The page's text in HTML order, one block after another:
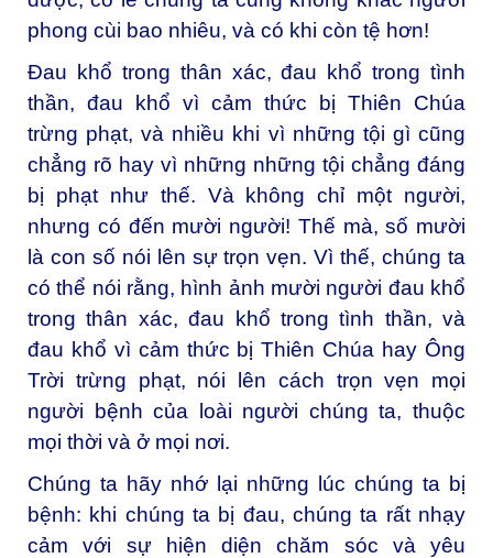
phong cùi bao nhiêu, và có khi còn tệ hơn!
Đau khổ trong thân xác, đau khổ trong tình
thần, đau khổ vì cảm thức bị Thiên Chúa
trừng phạt, và nhiều khi vì những tội gì cũng
chẳng rõ hay vì những những tội chẳng đáng
bị phạt như thế. Và không chỉ một người,
nhưng có đến mười người! Thế mà, số mười
là con số nói lên sự trọn vẹn. Vì thế, chúng ta
có thể nói rằng, hình ảnh mười người đau khổ
trong thân xác, đau khổ trong tình thần, và
đau khổ vì cảm thức bị Thiên Chúa hay Ông
Trời trừng phạt, nói lên cách trọn vẹn mọi
người bệnh của loài người chúng ta, thuộc
mọi thời và ở mọi nơi.
Chúng ta hãy nhớ lại những lúc chúng ta bị
bệnh: khi chúng ta bị đau, chúng ta rất nhạy
cảm với sự hiện diện chăm sóc và yêu